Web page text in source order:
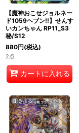
【魔神おこせジョルネー
ド1059ヘブン!!】せんす
いカンちゃん RP11_S3
秘/S12
880円(税込)
2点
カートに入れる